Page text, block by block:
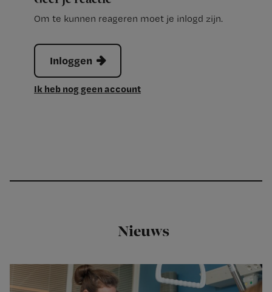
Om te kunnen reageren moet je inlogd zijn.
Inloggen
Ik heb nog geen account
Nieuws